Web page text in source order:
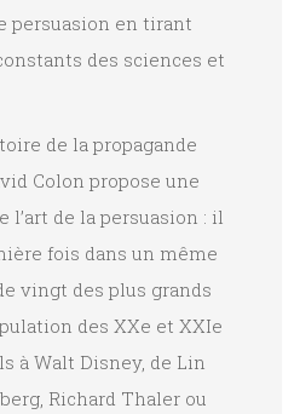
persuasion en tirant
des sciences et
de la propagande
Colon propose une
l’art de la persuasion : il
fois dans un même
vingt des plus grands
des XXe et XXIe
à Walt Disney, de Lin
Richard Thaler ou